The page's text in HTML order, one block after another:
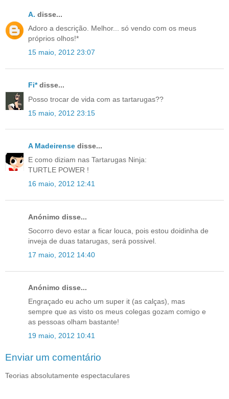
A. disse...
Adoro a descrição. Melhor... só vendo com os meus
próprios olhos!*
15 maio, 2012 23:07
Fi*disse...
Posso trocar de vida com as tartarugas??
15 maio, 2012 23:15
A Madeirense disse...
E como diziam nas Tartarugas Ninja:
TURTLE POWER !
16 maio, 2012 12:41
Anónimo disse...
Socorro devo estar a ficar louca, pois estou doidinha de
inveja de duas tatarugas, será possivel.
17 maio, 2012 14:40
Anónimo disse...
Engraçado eu acho um super it (as calças), mas
sempre que as visto os meus colegas gozam comigo e
as pessoas olham bastante!
19 maio, 2012 10:41
Enviar um comentário
Teorias absolutamente espectaculares